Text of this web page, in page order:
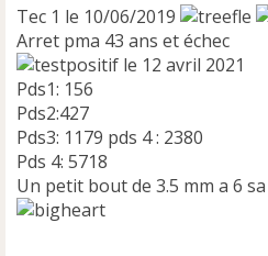
Tec 1 le 10/06/2019
Arret pma 43 ans et échec
le 12 avril 2021
Pds1: 156
Pds2:427
Pds3: 1179 pds 4 : 2380
Pds 4: 5718
Un petit bout de 3.5 mm a 6